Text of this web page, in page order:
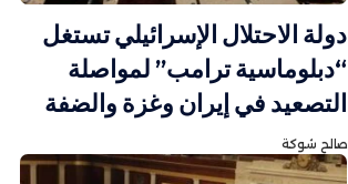
دولة الاحتلال الإسرائيلي تستغل
“دبلوماسية ترامب” لمواصلة
التصعيد في إيران وغزة والضفة
صالح شوكة